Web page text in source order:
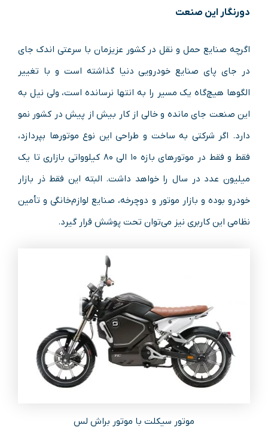
دورنگار این صنعت
اگرچه صنایع حمل‌ و نقل در کشور عزیزمان با سرعتی اندک جای
در جای پای صنایع خودرویی دنیا گذاشته است و با تغییر
الگوها هیچ‌گاه یک مسیر را به انتها نرسانده است، ولی نیل به
این صنعت جای مانده و خالی از کار بیش‌ از پیش در کشور نمو
دارد. اگر شرکتی به ساخت و طراحی این نوع موتورها بپردازد،
فقط و فقط در موتورهای بازه ۱۰ الی ۸۰ کیلوواتی بازاری تا یک‌
میلیون عدد در سال را خواهد داشت. البته این فقط ذر بازار
خودرو بوده و بازار موتور و دوچرخه، صنایع لوازم‌خانگی و تأمین
نظامی این کاربری نیز می‌توان تحت پوشش قرار گیرد.
موتور سیکلت با موتور براش لس